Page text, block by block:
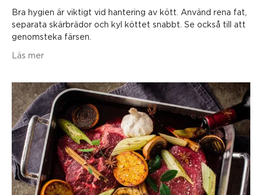
Bra hygien är viktigt vid hantering av kött. Använd rena fat,
separata skärbrädor och kyl köttet snabbt. Se också till att
genomsteka färsen.
Läs mer